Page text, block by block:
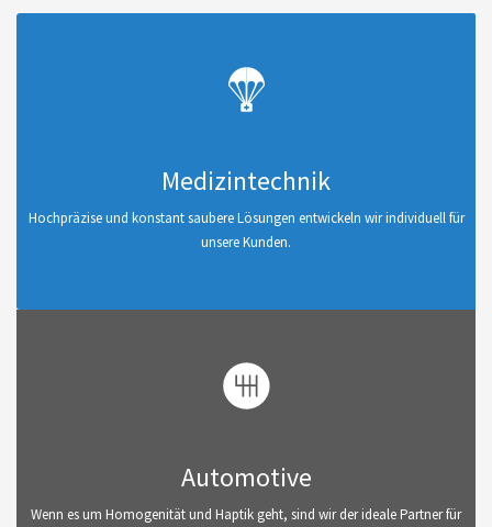
Medizintechnik
Hochpräzise und konstant saubere Lösungen entwickeln wir individuell für
unsere Kunden.
Automotive
Wenn es um Homogenität und Haptik geht, sind wir der ideale Partner für